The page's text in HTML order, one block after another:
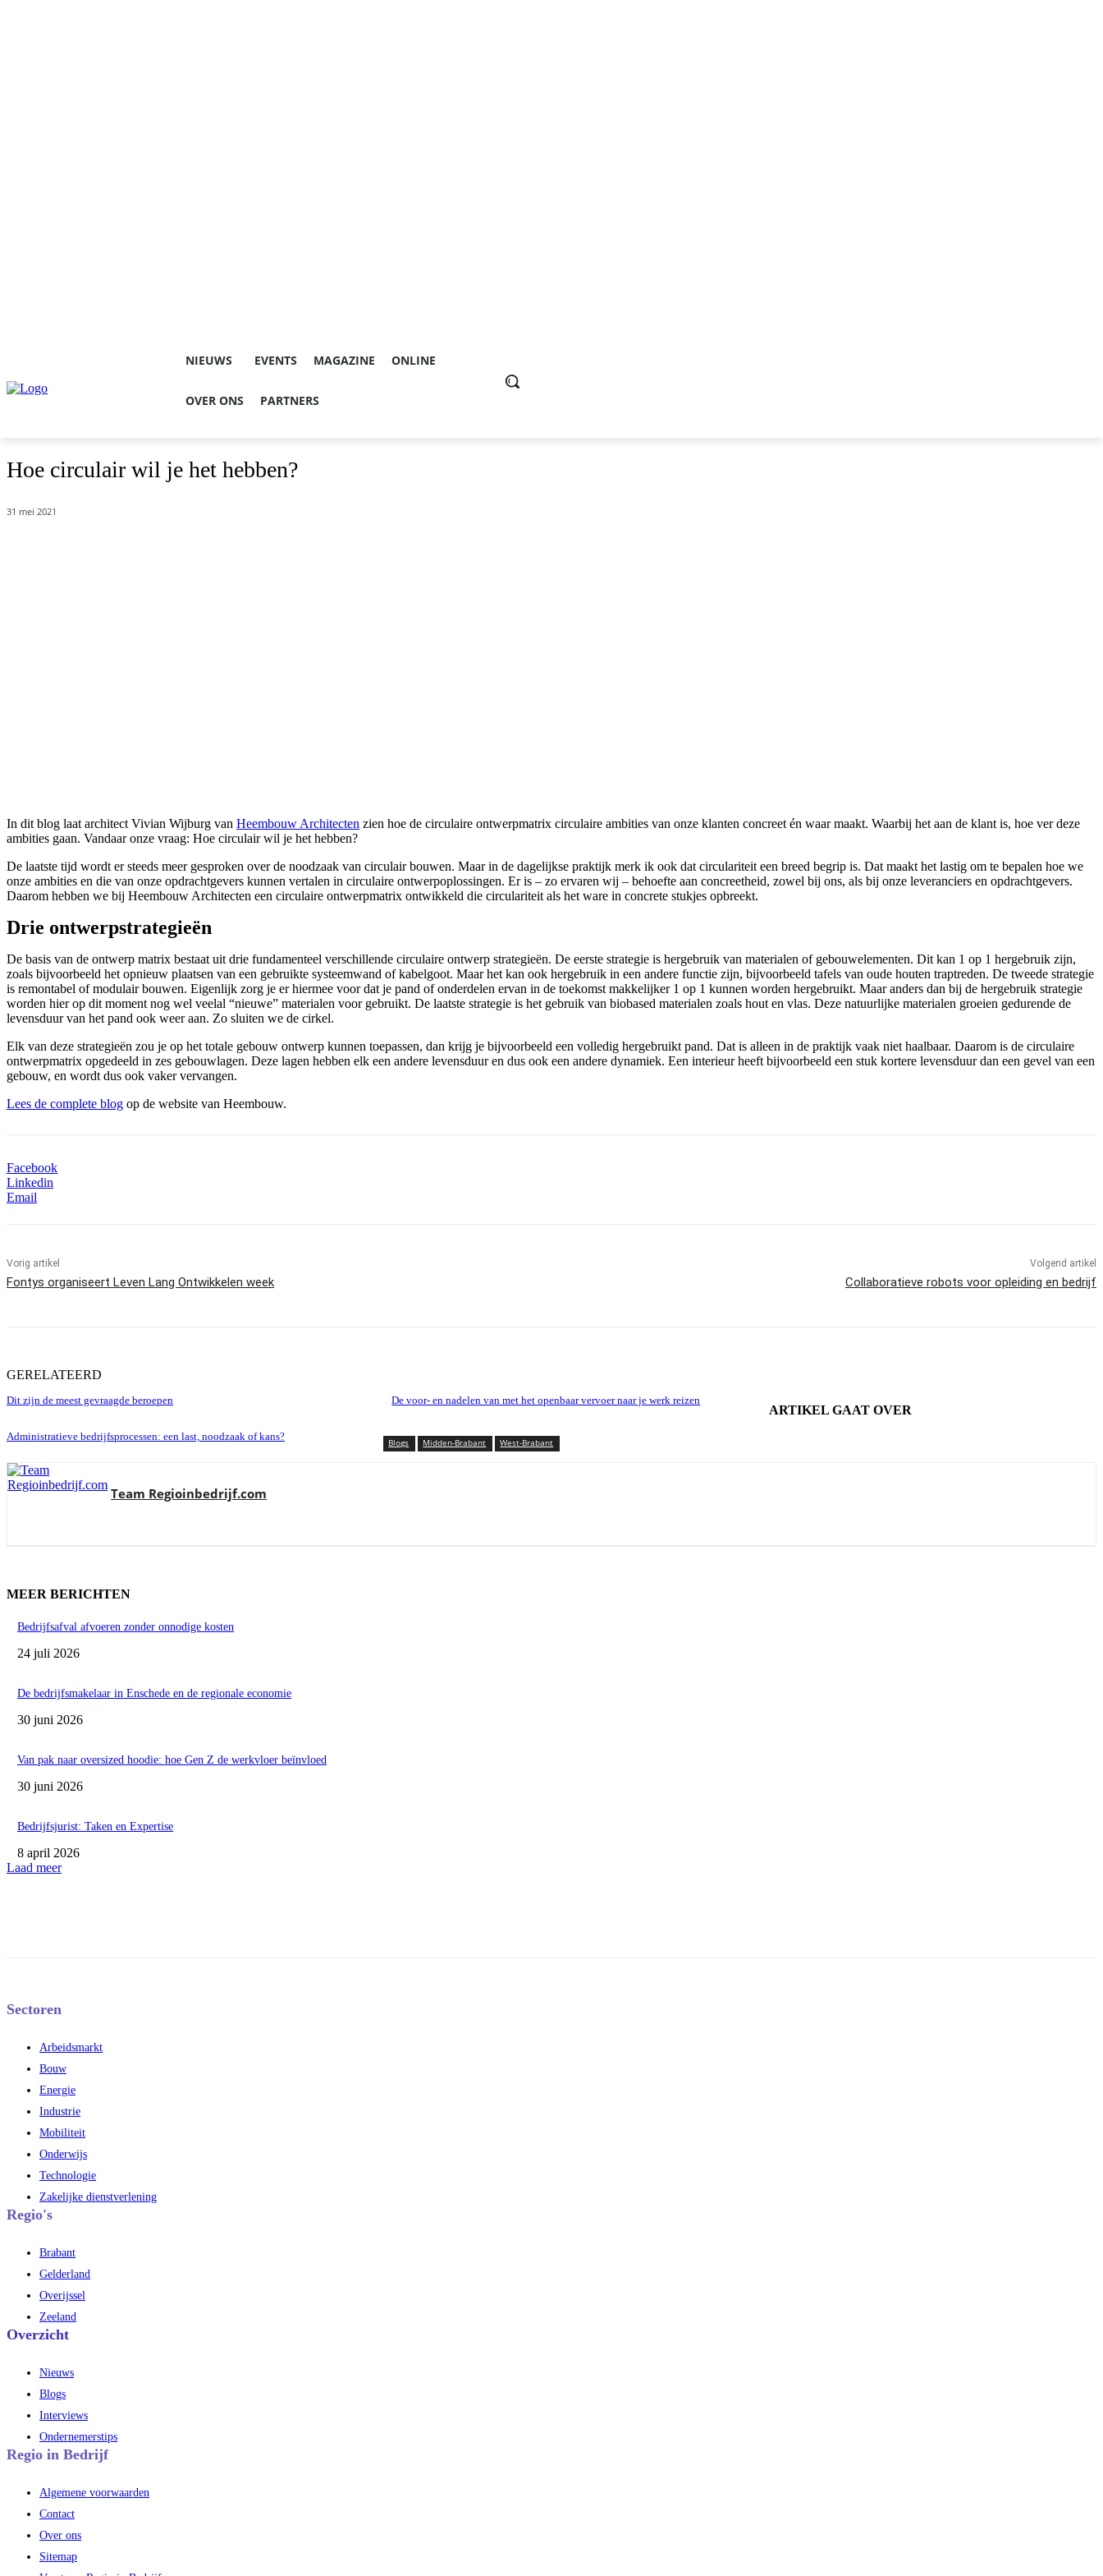
NIEUWS EVENTS MAGAZINE ONLINE
OVER ONS PARTNERS
Hoe circulair wil je het hebben?
31 mei 2021
In dit blog laat architect Vivian Wijburg van Heembouw Architecten zien hoe de circulaire ontwerpmatrix circulaire ambities van onze klanten concreet én waar maakt. Waarbij het aan de klant is, hoe ver deze
ambities gaan. Vandaar onze vraag: Hoe circulair wil je het hebben?
De laatste tijd wordt er steeds meer gesproken over de noodzaak van circulair bouwen. Maar in de dagelijkse praktijk merk ik ook dat circulariteit een breed begrip is. Dat maakt het lastig om te bepalen hoe we
onze ambities en die van onze opdrachtgevers kunnen vertalen in circulaire ontwerpoplossingen. Er is – zo ervaren wij – behoefte aan concreetheid, zowel bij ons, als bij onze leveranciers en opdrachtgevers.
Daarom hebben we bij Heembouw Architecten een circulaire ontwerpmatrix ontwikkeld die circulariteit als het ware in concrete stukjes opbreekt.
Drie ontwerpstrategieën
De basis van de ontwerp matrix bestaat uit drie fundamenteel verschillende circulaire ontwerp strategieën. De eerste strategie is hergebruik van materialen of gebouwelementen. Dit kan 1 op 1 hergebruik zijn,
zoals bijvoorbeeld het opnieuw plaatsen van een gebruikte systeemwand of kabelgoot. Maar het kan ook hergebruik in een andere functie zijn, bijvoorbeeld tafels van oude houten traptreden. De tweede strategie
is remontabel of modulair bouwen. Eigenlijk zorg je er hiermee voor dat je pand of onderdelen ervan in de toekomst makkelijker 1 op 1 kunnen worden hergebruikt. Maar anders dan bij de hergebruik strategie
worden hier op dit moment nog wel veelal “nieuwe” materialen voor gebruikt. De laatste strategie is het gebruik van biobased materialen zoals hout en vlas. Deze natuurlijke materialen groeien gedurende de
levensduur van het pand ook weer aan. Zo sluiten we de cirkel.
Elk van deze strategieën zou je op het totale gebouw ontwerp kunnen toepassen, dan krijg je bijvoorbeeld een volledig hergebruikt pand. Dat is alleen in de praktijk vaak niet haalbaar. Daarom is de circulaire
ontwerpmatrix opgedeeld in zes gebouwlagen. Deze lagen hebben elk een andere levensduur en dus ook een andere dynamiek. Een interieur heeft bijvoorbeeld een stuk kortere levensduur dan een gevel van een
gebouw, en wordt dus ook vaker vervangen.
Lees de complete blog op de website van Heembouw.
Facebook
Linkedin
Email
Vorig artikel
Fontys organiseert Leven Lang Ontwikkelen week
Volgend artikel
Collaboratieve robots voor opleiding en bedrijf
GERELATEERD
Dit zijn de meest gevraagde beroepen De voor- en nadelen van met het openbaar vervoer naar je werk reizen
Administratieve bedrijfsprocessen: een last, noodzaak of kans?
ARTIKEL GAAT OVER
Blogs Midden-Brabant West-Brabant
Team Regioinbedrijf.com
MEER BERICHTEN
Bedrijfsafval afvoeren zonder onnodige kosten
24 juli 2026
De bedrijfsmakelaar in Enschede en de regionale economie
30 juni 2026
Van pak naar oversized hoodie: hoe Gen Z de werkvloer beïnvloed
30 juni 2026
Bedrijfsjurist: Taken en Expertise
8 april 2026
Laad meer
Sectoren
Arbeidsmarkt
Bouw
Energie
Industrie
Mobiliteit
Onderwijs
Technologie
Zakelijke dienstverlening
Regio's
Brabant
Gelderland
Overijssel
Zeeland
Overzicht
Nieuws
Blogs
Interviews
Ondernemerstips
Regio in Bedrijf
Algemene voorwaarden
Contact
Over ons
Sitemap